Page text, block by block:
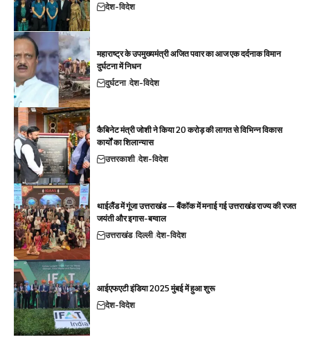
देश-विदेश
महाराष्ट्र के उपमुख्यमंत्री अजित पवार का आज एक दर्दनाक विमान
दुर्घटना में निधन
दुर्घटना देश-विदेश
कैबिनेट मंत्री जोशी ने किया 20 करोड़ की लागत से विभिन्न विकास
कार्यों का शिलान्यास
उत्तरकाशी देश-विदेश
थाईलैंड में गूंजा उत्तराखंड — बैंकॉक में मनाई गई उत्तराखंड राज्य की रजत
जयंती और इगास-बग्वाल
उत्तराखंड दिल्ली देश-विदेश
आईएफएटी इंडिया 2025 मुंबई में हुआ शुरू
देश-विदेश